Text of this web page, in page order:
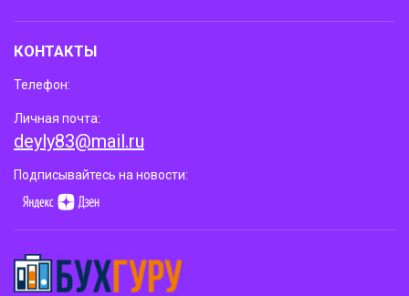
КОНТАКТЫ
Телефон:
Личная почта:
deyly83@mail.ru
Подписывайтесь на новости: